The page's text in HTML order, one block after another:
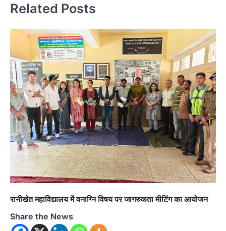
Related Posts
रानीखेत महाविद्यालय में वनाग्नि विषय पर जागरुकता मीटिंग का आयोजन
Share the News